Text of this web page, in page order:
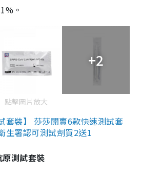
。
+2
點擊圖片放大
套裝】 莎莎開賣6款快速測試套
生署認可測試劑買2送1
測試套裝